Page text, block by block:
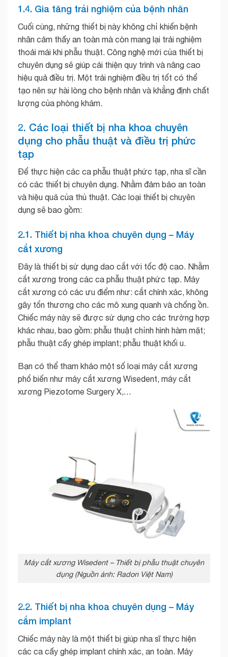
1.4. Gia tăng trải nghiệm của bệnh nhân
Cuối cùng, những thiết bị này không chỉ khiến bệnh
nhân cảm thấy an toàn mà còn mang lại trải nghiệm
thoải mái khi phẫu thuật. Công nghệ mới của thiết bị
chuyên dụng sẽ giúp cải thiện quy trình và nâng cao
hiệu quả điều trị. Một trải nghiệm điều trị tốt có thể
tạo nên sự hài lòng cho bệnh nhân và khẳng định chất
lượng của phòng khám.
2. Các loại thiết bị nha khoa chuyên
dụng cho phẫu thuật và điều trị phức
tạp
Để thực hiện các ca phẫu thuật phức tạp, nha sĩ cần
có các thiết bị chuyên dụng. Nhằm đảm bảo an toàn
và hiệu quả của thủ thuật. Các loại thiết bị chuyên
dụng sẽ bao gồm:
2.1. Thiết bị nha khoa chuyên dụng – Máy
cắt xương
Đây là thiết bị sử dụng dao cắt với tốc độ cao. Nhằm
cắt xương trong các ca phẫu thuật phức tạp. Máy
cắt xương có các ưu điểm như: cắt chính xác, không
gây tổn thương cho các mô xung quanh và chống ồn.
Chiếc máy này sẽ được sử dụng cho các trường hợp
khác nhau, bao gồm: phẫu thuật chỉnh hình hàm mặt;
phẫu thuật cấy ghép implant; phẫu thuật khối u.
Bạn có thể tham khảo một số loại máy cắt xương
phổ biến như máy cắt xương Wisedent, máy cắt
xương Piezotome Surgery X,…
Máy cắt xương Wisedent – Thiết bị phẫu thuật chuyên
dụng (Nguồn ảnh: Radon Việt Nam)
2.2. Thiết bị nha khoa chuyên dụng – Máy
cắm implant
Chiếc máy này là một thiết bị giúp nha sĩ thực hiện
các ca cấy ghép implant chính xác, an toàn. Máy